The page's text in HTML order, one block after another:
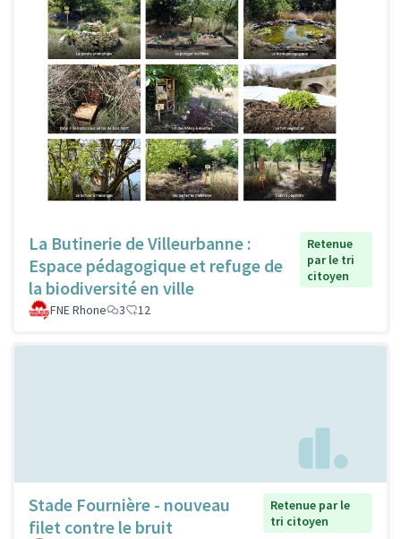
La Butinerie de Villeurbanne :
Espace pédagogique et refuge de
la biodiversité en ville
Retenue
par le tri
citoyen
FNE Rhone 3 12
Stade Fournière - nouveau
filet contre le bruit
Retenue par le
tri citoyen